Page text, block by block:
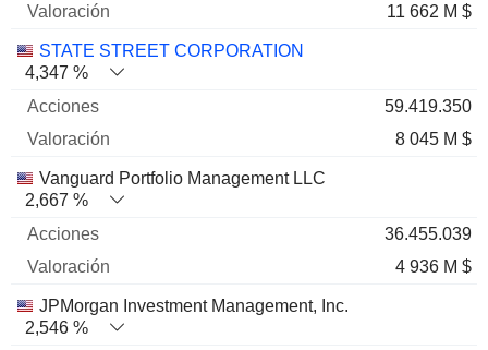
11 662 M $
STATE STREET CORPORATION
4,347 %
59.419.350
8 045 M $
Vanguard Portfolio Management LLC
2,667 %
36.455.039
4 936 M $
JPMorgan Investment Management, Inc.
2,546 %